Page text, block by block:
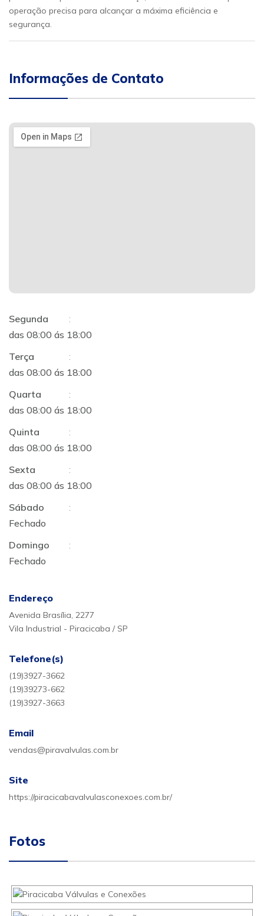
operação precisa para alcançar a máxima eficiência e
segurança.
Informações de Contato
Segunda
:
das 08:00 ás 18:00
Terça
:
das 08:00 ás 18:00
Quarta
:
das 08:00 ás 18:00
Quinta
:
das 08:00 ás 18:00
Sexta
:
das 08:00 ás 18:00
Sábado
:
Fechado
Domingo
:
Fechado
Endereço
Avenida Brasília, 2277
Vila Industrial - Piracicaba / SP
Telefone(s)
(19)3927-3662
(19)39273-662
(19)3927-3663
Email
vendas@piravalvulas.com.br
Site
https://piracicabavalvulasconexoes.com.br/
Fotos